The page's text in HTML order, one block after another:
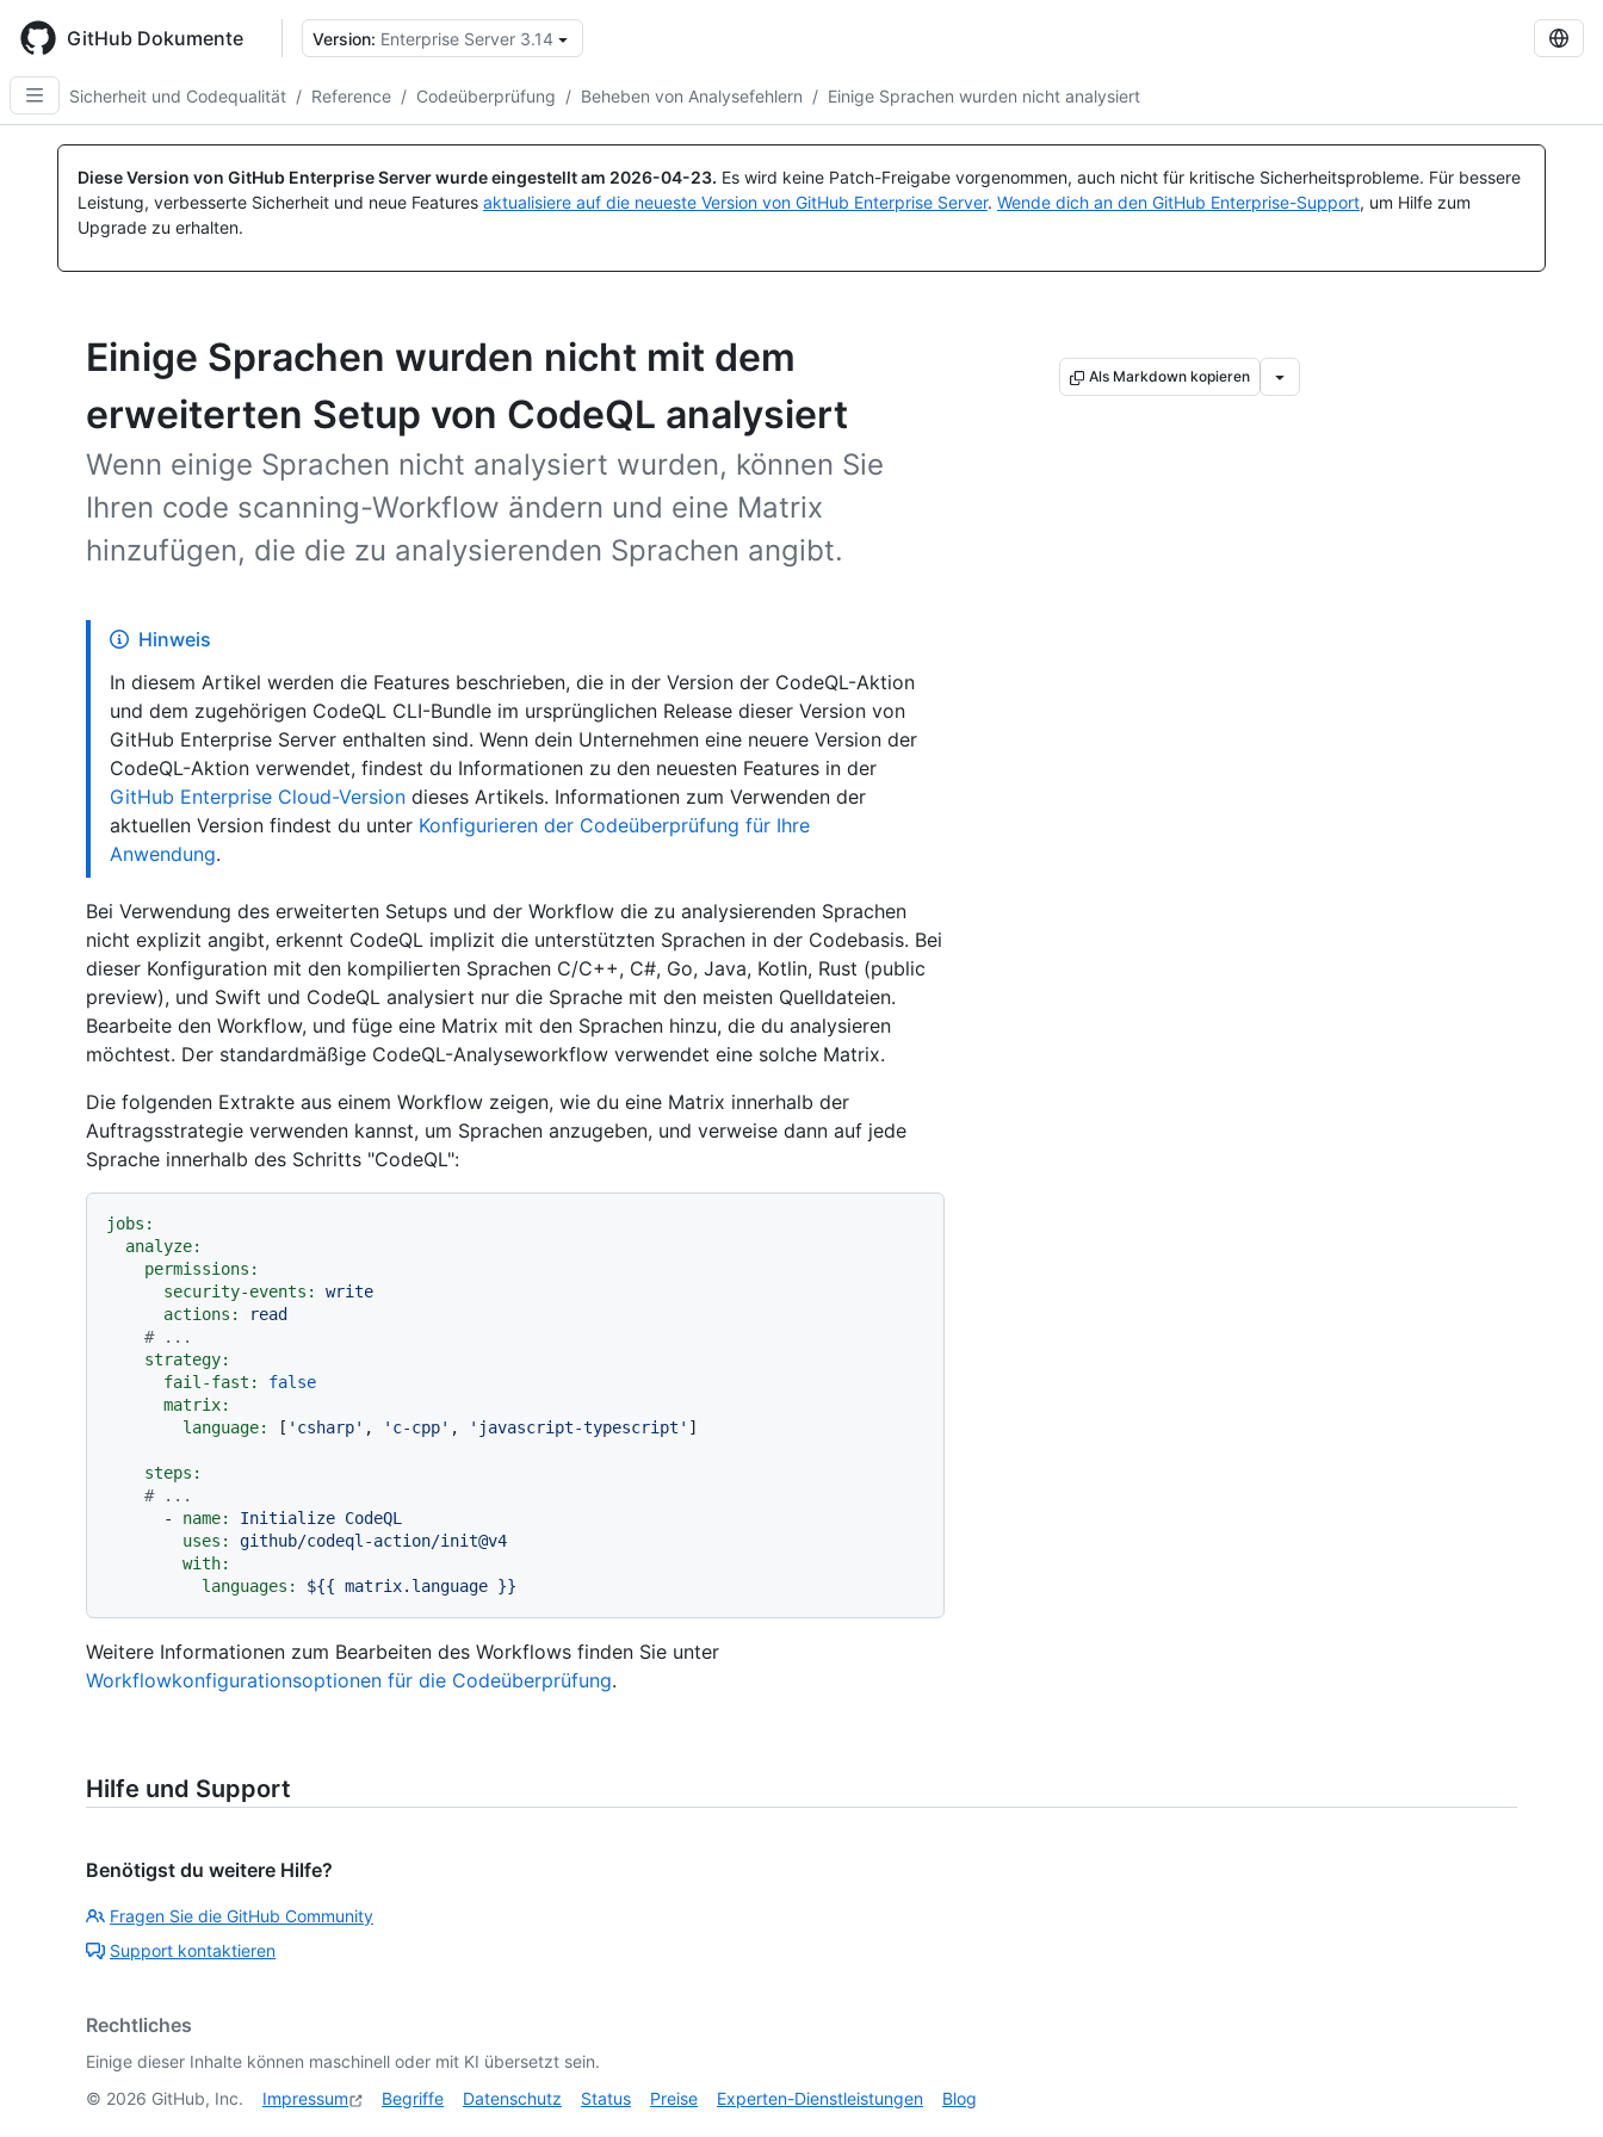
main
content
GitHub Dokumente Version: Enterprise Server 3.14
Sicherheit und Codequalität / Reference / Codeüberprüfung / Beheben von Analysefehlern / Einige Sprachen wurden nicht analysiert
Diese Version von GitHub Enterprise Server wurde eingestellt am 2026-04-23. Es wird keine Patch-Freigabe vorgenommen, auch nicht für kritische Sicherheitsprobleme. Für bessere
Leistung, verbesserte Sicherheit und neue Features aktualisiere auf die neueste Version von GitHub Enterprise Server. Wende dich an den GitHub Enterprise-Support, um Hilfe zum
Upgrade zu erhalten.
Einige Sprachen wurden nicht mit dem
erweiterten Setup von CodeQL analysiert
Wenn einige Sprachen nicht analysiert wurden, können Sie
Ihren code scanning-Workflow ändern und eine Matrix
hinzufügen, die die zu analysierenden Sprachen angibt.
Als Markdown kopieren
Hinweis
In diesem Artikel werden die Features beschrieben, die in der Version der CodeQL-Aktion
und dem zugehörigen CodeQL CLI-Bundle im ursprünglichen Release dieser Version von
GitHub Enterprise Server enthalten sind. Wenn dein Unternehmen eine neuere Version der
CodeQL-Aktion verwendet, findest du Informationen zu den neuesten Features in der
GitHub Enterprise Cloud-Version dieses Artikels. Informationen zum Verwenden der
aktuellen Version findest du unter Konfigurieren der Codeüberprüfung für Ihre
Anwendung.
Bei Verwendung des erweiterten Setups und der Workflow die zu analysierenden Sprachen
nicht explizit angibt, erkennt CodeQL implizit die unterstützten Sprachen in der Codebasis. Bei
dieser Konfiguration mit den kompilierten Sprachen C/C++, C#, Go, Java, Kotlin, Rust (public
preview), und Swift und CodeQL analysiert nur die Sprache mit den meisten Quelldateien.
Bearbeite den Workflow, und füge eine Matrix mit den Sprachen hinzu, die du analysieren
möchtest. Der standardmäßige CodeQL-Analyseworkflow verwendet eine solche Matrix.
Die folgenden Extrakte aus einem Workflow zeigen, wie du eine Matrix innerhalb der
Auftragsstrategie verwenden kannst, um Sprachen anzugeben, und verweise dann auf jede
Sprache innerhalb des Schritts "CodeQL":
jobs:
analyze:
permissions:
security-events:
write
actions:
read
# ...
strategy:
fail-fast:
false
matrix:
language:
[ 'csharp' , 'c-cpp' , 'javascript-typescript' ]
steps:
# ...
-
name: Initialize CodeQL
uses:
github/codeql-action/init@v4
with:
languages:
${{ matrix.language }}
Weitere Informationen zum Bearbeiten des Workflows finden Sie unter
Workflowkonfigurationsoptionen für die Codeüberprüfung.
Hilfe und Support
Benötigst du weitere Hilfe?
Fragen Sie die GitHub Community
Support kontaktieren
Rechtliches
Einige dieser Inhalte können maschinell oder mit KI übersetzt sein.
© 2026 GitHub, Inc. Impressum Begriffe Datenschutz Status Preise Experten-Dienstleistungen Blog